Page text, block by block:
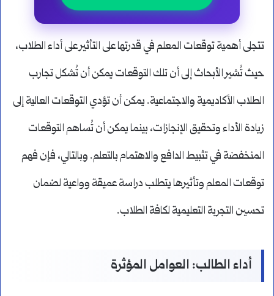
تتجلى أهمية توقعات المعلم في قدرتها على التأثير على أداء الطلاب،
حيث تُشير الأبحاث إلى أن تلك التوقعات يمكن أن تُشكل تجارب
الطلاب الأكاديمية والاجتماعية. يمكن أن تؤدي التوقعات العالية إلى
زيادة الأداء وتحقيق الإنجازات، بينما يمكن أن تُساهم التوقعات
المنخفضة في تثبيط الدافع والاهتمام بالتعلم. وبالتالي، فإن فهم
توقعات المعلم وتأثيرها يتطلب دراسة عميقة وواعية لضمان
تحسين التجربة التعليمية لكافة الطلاب.
أداء الطالب: العوامل المؤثرة